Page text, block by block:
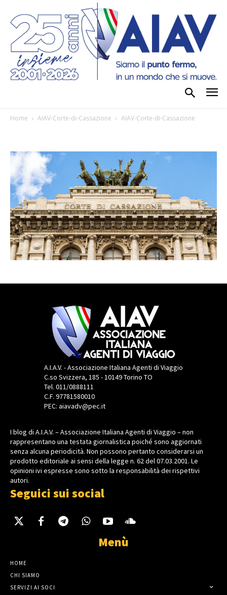
Home AIAV-Corte-di-Cassazione AIAV-Corte-di-Cassazione
A.I.A.V. - Associazione Italiana Agenti di Viaggio
C.so Svizzera, 185 - 10149 Torino TO
Tel. 011/0888111
C.F. 97781580010
PEC: aiavadv@pec.it
I blog di A.I.A.V. – Associazione Italiana Agenti di Viaggio – non
rappresentano una testata giornalistica poiché sono aggiornati
senza alcuna periodicità. Non possono pertanto considerarsi un
prodotto editoriale ai sensi della legge n. 62 del 07.03.2001. Le
opinioni ivi espresse sono sotto la responsabilità dei rispettivi
autori.
Seguici sui social
Menù
HOME
CHI SIAMO
SERVIZI AI SOCI